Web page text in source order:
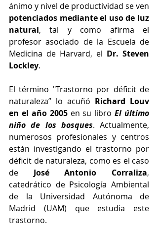
potenciados mediante el uso de luz
natural, tal y como afirma el
profesor asociado de la Escuela de
Medicina de Harvard, el Dr. Steven
Lockley.
El término "Trastorno por déficit de
naturaleza” lo acuñó Richard Louv
en el año 2005 en su libro El último
niño de los bosques. Actualmente,
numerosos profesionales y centros
están investigando el trastorno por
déficit de naturaleza, como es el caso
de José Antonio Corraliza,
catedrático de Psicología Ambiental
de la Universidad Autónoma de
Madrid (UAM) que estudia este
trastorno.